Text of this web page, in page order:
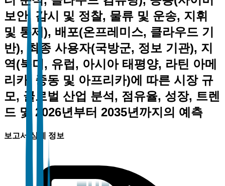
보안, 감시 및 정찰, 물류 및 운송, 지휘
및 통제), 배포(온프레미스, 클라우드 기
반), 최종 사용자(국방군, 정보 기관), 지
역(북미, 유럽, 아시아 태평양, 라틴 아메
리카, 중동 및 아프리카)에 따른 시장 규
모, 글로벌 산업 분석, 점유율, 성장, 트렌
드 및 2026년부터 2035년까지의 예측
보고서 상세 정보